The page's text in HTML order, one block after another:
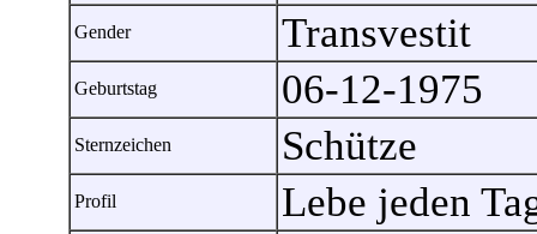
Gender Transvestit
Geburtstag 06-12-1975
Sternzeichen Schütze
Profil Lebe jeden